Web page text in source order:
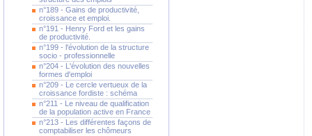
n°189 - Gains de productivité,
croissance et emploi.
n°191 - Henry Ford et les gains
de productivité.
n°199 - l'évolution de la structure
socio - professionnelle
n°204 - L'évolution des nouvelles
formes d'emploi
n°209 - Le cercle vertueux de la
croissance fordiste : schéma
n°211 - Le niveau de qualification
de la population active en France
n°213 - Les différentes façons de
comptabiliser les chômeurs